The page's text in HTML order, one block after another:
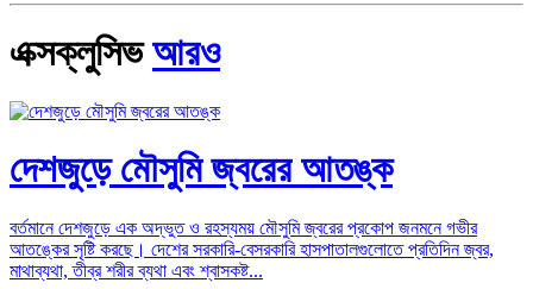
এক্সক্লুসিভআরও
দেশজুড়ে মৌসুমি জ্বরের আতঙ্ক
বর্তমানে দেশজুড়ে এক অদ্ভুত ও রহস্যময় মৌসুমি জ্বরের প্রকোপ জনমনে গভীর
আতঙ্কের সৃষ্টি করছে। দেশের সরকারি-বেসরকারি হাসপাতালগুলোতে প্রতিদিন জ্বর,
মাথাব্যথা, তীব্র শরীর ব্যথা এবং শ্বাসকষ্ট...